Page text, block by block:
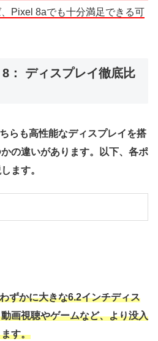
Pixel 8aでも十分満足できる可
： ディスプレイ徹底比
らも高性能なディスプレイを搭
の違いがあります。以下、各ポ
ます。
ずかに大きな6.2インチディス
画視聴やゲームなど、より没入
す。